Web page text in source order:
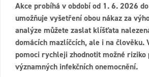
Akce probíhá v období od 1. 6. 2026
umožňuje vyšetření obou nákaz za
analýze můžete zaslat klíšťata
domácích mazlíčcích, ale i na člověku.
pomoci rychleji zhodnotit možné riziko
významných infekčních onemocnění.